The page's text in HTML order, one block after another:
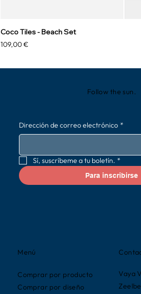
Coco Tiles - Beach Set
Precio
109,00 €
Vaya
Menú
Comprar por producto
Comprar por diseño
Follow the sun.
Dirección de correo electrónico *
Sí, suscríbeme a tu boletín. *
Para inscribirse